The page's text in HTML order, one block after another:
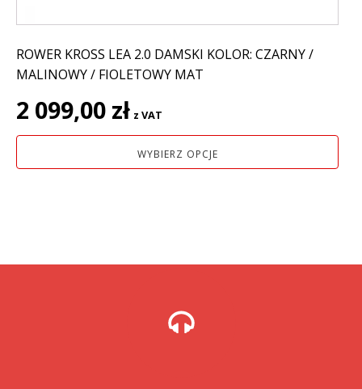
ROWER KROSS LEA 2.0 DAMSKI KOLOR: CZARNY /
MALINOWY / FIOLETOWY MAT
2 099,00 zł z VAT
WYBIERZ OPCJE